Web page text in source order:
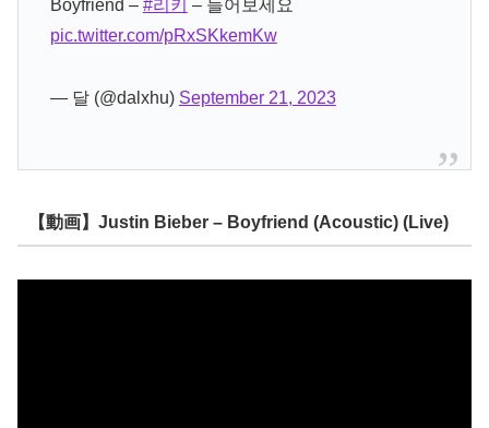
Boyfriend – #리키
– 들어보세요
pic.twitter.com/pRxSKkemKw
— 달 (@dalxhu) September 21, 2023
【動画】Justin Bieber – Boyfriend (Acoustic) (Live)